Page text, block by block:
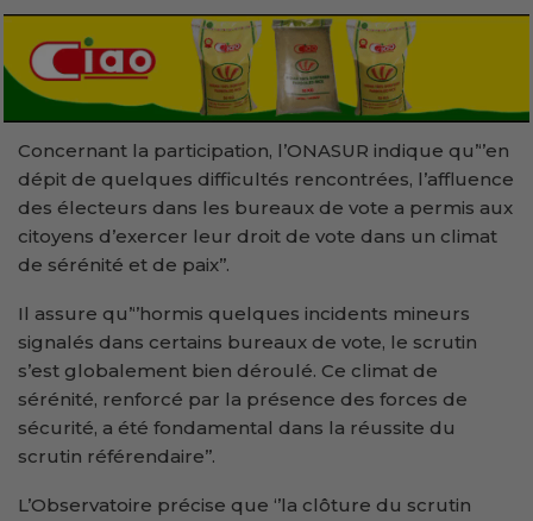
Concernant la participation, l’ONASUR indique qu’‘’en
dépit de quelques difficultés rencontrées, l’affluence
des électeurs dans les bureaux de vote a permis aux
citoyens d’exercer leur droit de vote dans un climat
de sérénité et de paix’’.
Il assure qu’‘’hormis quelques incidents mineurs
signalés dans certains bureaux de vote, le scrutin
s’est globalement bien déroulé. Ce climat de
sérénité, renforcé par la présence des forces de
sécurité, a été fondamental dans la réussite du
scrutin référendaire’’.
L’Observatoire précise que ‘’la clôture du scrutin